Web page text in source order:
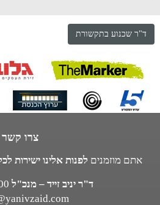
ד"ר שכנוע בתקשורת
צרו קשר
אתם מוזמנים לפנות אלינו ישירות
ד"ר יניב זייד – מנכ"ל